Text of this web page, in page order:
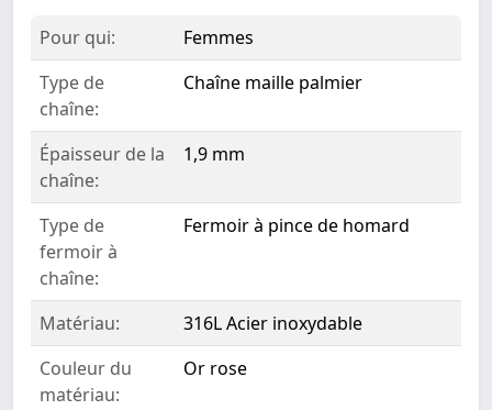
Pour qui:
Femmes
Type de
chaîne:
Chaîne maille palmier
Épaisseur de la
chaîne:
1,9 mm
Type de
fermoir à
chaîne:
Fermoir à pince de homard
Matériau:
316L Acier inoxydable
Couleur du
matériau:
Or rose